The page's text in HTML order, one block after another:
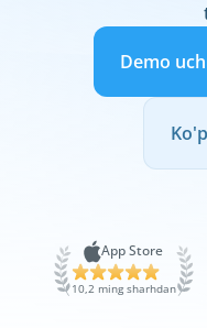
Demo
App Store
10,2 ming sharhdan